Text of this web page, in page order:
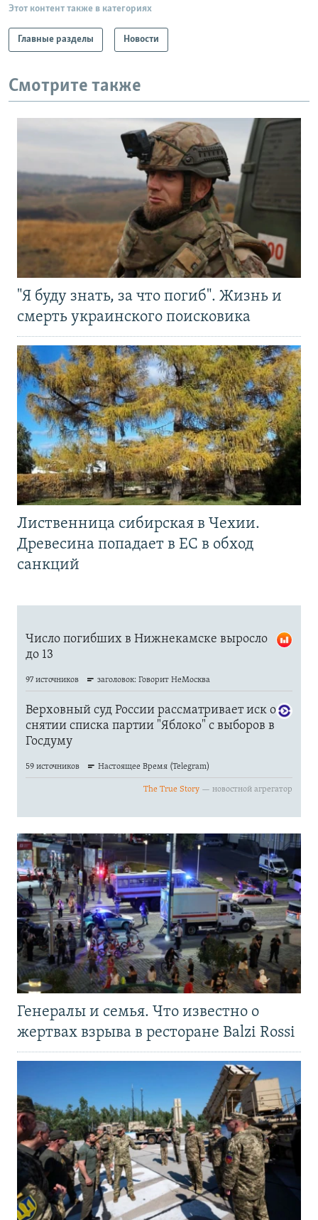
Этот контент также в категориях
Главные разделы Новости
Смотрите также
"Я буду знать, за что погиб". Жизнь и
смерть украинского поисковика
Лиственница сибирская в Чехии.
Древесина попадает в ЕС в обход
санкций
Генералы и семья. Что известно о
жертвах взрыва в ресторане Balzi Rossi